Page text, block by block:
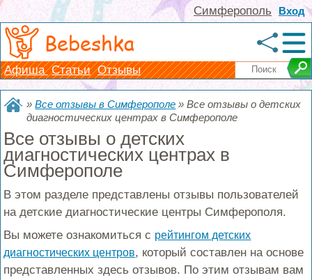
Вход
Симферополь
Bebeshka
Афиша Статьи Отзывы
»Все отзывы в Симферополе »Все отзывы о детских
диагностических центрах в Симферополе
Все отзывы о детских
диагностических центрах в
Симферополе
В этом разделе представлены отзывы пользователей
на детские диагностические центры Симферополя.
Вы можете ознакомиться с рейтингом детских
диагностических центров, который составлен на основе
представленных здесь отзывов. По этим отзывам вам